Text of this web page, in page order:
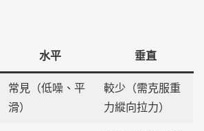
水平 垂直
常見（低噪、平
滑）
較少（需克服重
力縱向拉力）